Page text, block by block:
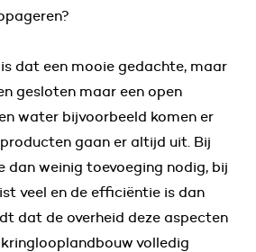
dat een mooie gedachte, maar
gesloten maar een open
water bijvoorbeeld komen er
gaan er altijd uit. Bij
dan weinig toevoeging nodig, bij
veel en de efficiëntie is dan
dat de overheid deze aspecten
volledig